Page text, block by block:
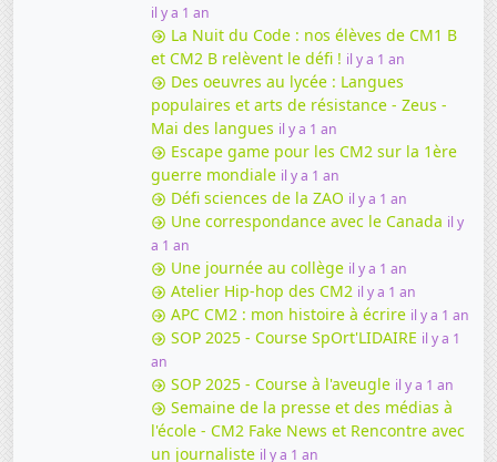
il y a 1 an
La Nuit du Code : nos élèves de CM1 B
et CM2 B relèvent le défi ! il y a 1 an
Des oeuvres au lycée : Langues
populaires et arts de résistance - Zeus -
Mai des langues il y a 1 an
Escape game pour les CM2 sur la 1ère
guerre mondiale il y a 1 an
Défi sciences de la ZAO il y a 1 an
Une correspondance avec le Canada il y
a 1 an
Une journée au collège il y a 1 an
Atelier Hip-hop des CM2 il y a 1 an
APC CM2 : mon histoire à écrire il y a 1 an
SOP 2025 - Course SpOrt'LIDAIRE il y a 1
an
SOP 2025 - Course à l'aveugle il y a 1 an
Semaine de la presse et des médias à
l'école - CM2 Fake News et Rencontre avec
un journaliste il y a 1 an